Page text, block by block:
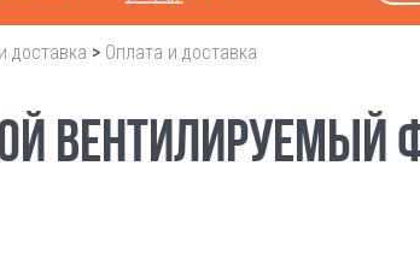
доставка > Оплата и доставка
ВЕНТИЛИРУЕМЫЙ